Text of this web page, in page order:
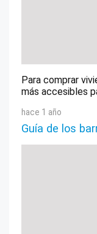
Para comprar
más accesibles
hace 1 año
Guía de los